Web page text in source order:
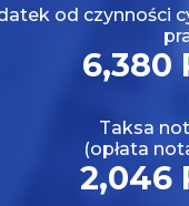
od czynności
6,380
Taksa
(opłata
2,046